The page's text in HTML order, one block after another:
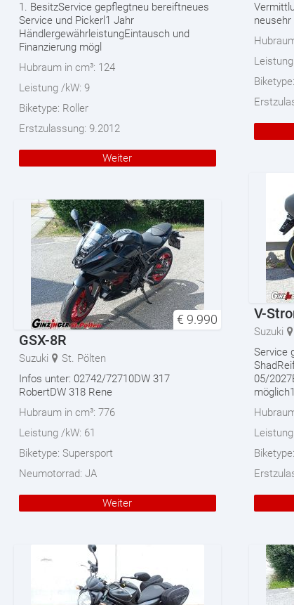
1. BesitzService gepflegtneu bereiftneues
Service und Pickerl1 Jahr
HändlergewährleistungEintausch und
Finanzierung mögl
Hubraum in cm³: 124
Leistung /kW: 9
Biketype: Roller
Erstzulassung: 9.2012
Weiter
Biketype:
V-
Suzuki
Service
05/
Biketype:
€ 9.990
GSX-8R
Suzuki
St. Pölten
Infos unter: 02742/72710DW 317
RobertDW 318 Rene
Hubraum in cm³: 776
Leistung /kW: 61
Biketype: Supersport
Neumotorrad: JA
Weiter